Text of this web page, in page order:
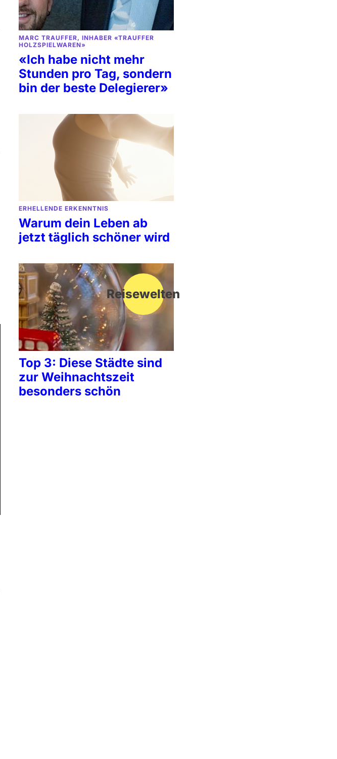
MARC TRAUFFER, INHABER «TRAUFFER
HOLZSPIELWAREN»
«Ich habe nicht mehr
Stunden pro Tag, sondern
bin der beste Delegierer»
ERHELLENDE ERKENNTNIS
Warum dein Leben ab
jetzt täglich schöner wird
Reisewelten
Top 3: Diese Städte sind
zur Weihnachtszeit
besonders schön